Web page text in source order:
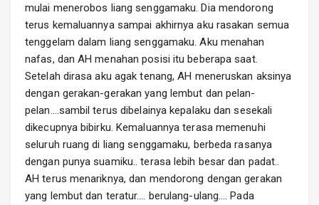
mulai menerobos liang senggamaku. Dia mendorong
terus kemaluannya sampai akhirnya aku rasakan semua
tenggelam dalam liang senggamaku. Aku menahan
nafas, dan AH menahan posisi itu beberapa saat.
Setelah dirasa aku agak tenang, AH meneruskan aksinya
dengan gerakan-gerakan yang lembut dan pelan-
pelan….sambil terus dibelainya kepalaku dan sesekali
dikecupnya bibirku. Kemaluannya terasa memenuhi
seluruh ruang di liang senggamaku, berbeda rasanya
dengan punya suamiku.. terasa lebih besar dan padat..
AH terus menariknya, dan mendorong dengan gerakan
yang lembut dan teratur…. berulang-ulang…. Pada